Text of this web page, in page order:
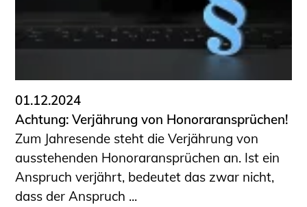
01.12.2024
Achtung: Verjährung von Honoraransprüchen!
Zum Jahresende steht die Verjährung von
ausstehenden Honoraransprüchen an. Ist ein
Anspruch verjährt, bedeutet das zwar nicht,
dass der Anspruch ...